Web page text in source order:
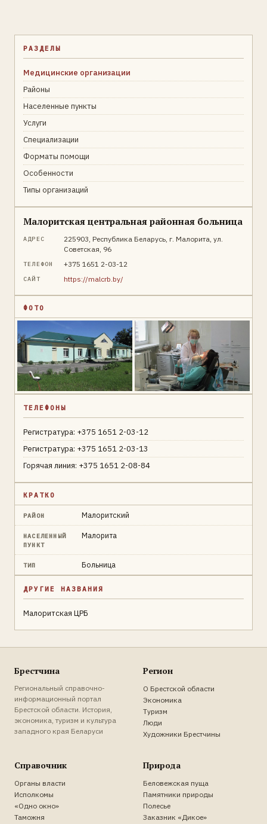
РАЗДЕЛЫ
Медицинские организации
Районы
Населенные пункты
Услуги
Специализации
Форматы помощи
Особенности
Типы организаций
Малоритская центральная районная больница
АДРЕС
225903, Республика Беларусь, г. Малорита, ул.
Советская, 96
ТЕЛЕФОН +375 1651 2-03-12
САЙТ https://malcrb.by/
ФОТО
ТЕЛЕФОНЫ
Регистратура: +375 1651 2-03-12
Регистратура: +375 1651 2-03-13
Горячая линия: +375 1651 2-08-84
КРАТКО
РАЙОН Малоритский
НАСЕЛЕННЫЙ
ПУНКТ
Малорита
ТИП Больница
ДРУГИЕ НАЗВАНИЯ
Малоритская ЦРБ
Брестчина
Региональный справочно-
информационный портал
Брестской области. История,
экономика, туризм и культура
западного края Беларуси
Регион
О Брестской области
Экономика
Туризм
Люди
Художники Брестчины
Справочник
Органы власти
Исполкомы
«Одно окно»
Таможня
Природа
Беловежская пуща
Памятники природы
Полесье
Заказник «Дикое»